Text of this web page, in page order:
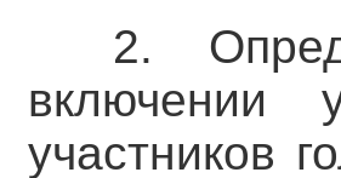
2.
включении
участников